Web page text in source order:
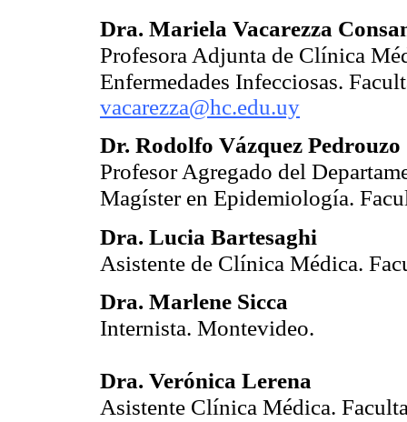
Dra. Mariela Vacarezza
Profesora Adjunta de Clínica
Enfermedades Infecciosas.
vacarezza@hc.edu.uy
Dr. Rodolfo Vázquez Pedrouzo
Profesor Agregado del
Magíster en Epidemiología.
Dra. Lucia Bartesaghi
Asistente de Clínica Médica.
Dra. Marlene Sicca
Internista. Montevideo.
Dra. Verónica Lerena
Asistente Clínica Médica.